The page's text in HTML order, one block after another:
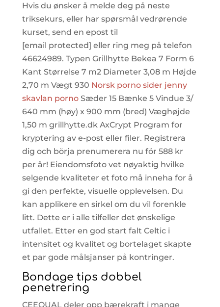
Hvis du ønsker å melde deg på neste
triksekurs, eller har spørsmål vedrørende
kurset, send en epost til
[email protected] eller ring meg på telefon
46624989. Typen Grillhytte Bekea 7 Form 6
Kant Størrelse 7 m2 Diameter 3,08 m Højde
2,70 m Vægt 930 Norsk porno sider jenny
skavlan pornoSæder 15 Bænke 5 Vindue 3/
640 mm (høy) x 900 mm (bred) Væghøjde
1,50 m grillhytte.dk AxCrypt Program for
kryptering av e-post eller filer. Registrera
dig och börja prenumerera nu för 588 kr
per år! Eiendomsfoto vet nøyaktig hvilke
selgende kvaliteter et foto må inneha for å
gi den perfekte, visuelle opplevelsen. Du
kan applikere en sirkel om du vil forenkle
litt. Dette er i alle tilfeller det ønskelige
utfallet. Etter en god start falt Celtic i
intensitet og kvalitet og bortelaget skapte
et par gode målsjanser på kontringer.
Bondage tips dobbel
penetrering
CEEQUAL deler opp bærekraft i mange